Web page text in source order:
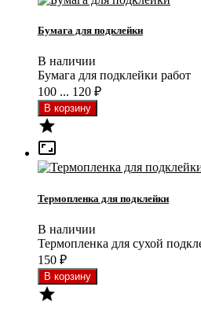
Бумага для подклейки
В наличии
Бумага для подклейки работ
100 ... 120 ₽


Термопленка для подклейки
В наличии
Термопленка для сухой
150 ₽
